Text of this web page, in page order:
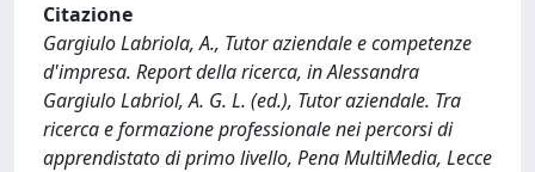
Citazione
Gargiulo Labriola, A., Tutor aziendale e competenze
d'impresa. Report della ricerca, in Alessandra
Gargiulo Labriol, A. G. L. (ed.), Tutor aziendale. Tra
ricerca e formazione professionale nei percorsi di
apprendistato di primo livello, Pena MultiMedia, Lecce